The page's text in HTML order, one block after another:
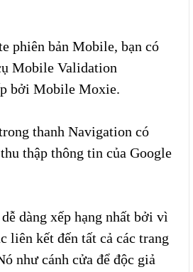
phiên bản Mobile, bạn có
Mobile Validation
bởi Mobile Moxie.
thanh Navigation có
thập thông tin của Google
dàng xếp hạng nhất bởi vì
liên kết đến tất cả các trang
như cánh cửa để độc giả